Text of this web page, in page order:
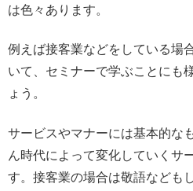
は色々あります。
例えば接客業などをしている場合
いて、セミナーで学ぶことにも
ょう。
サービスやマナーには基本的な
ん時代によって変化していくサ
す。接客業の場合は敬語なども